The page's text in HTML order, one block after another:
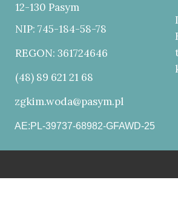
(48) 89 621 21 68
AE:PL-39737-68982-GFAWD-25
zgkim.woda@pasym.pl
12-130 Pasym
(48) 89 621 21 68
NIP: 745-184-58-78
REGON: 361724646